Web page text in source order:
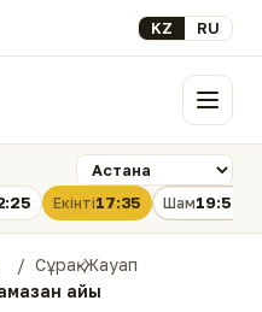
Select your
KZ RU
Мәзір
Екінті17:35 Шам19:54
Сұрақ-Жауап
айы